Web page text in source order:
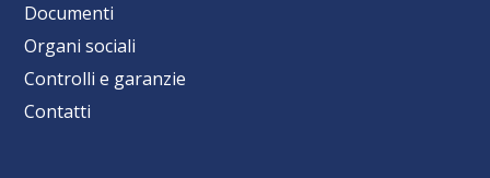
Documenti
Organi sociali
Controlli e garanzie
Contatti